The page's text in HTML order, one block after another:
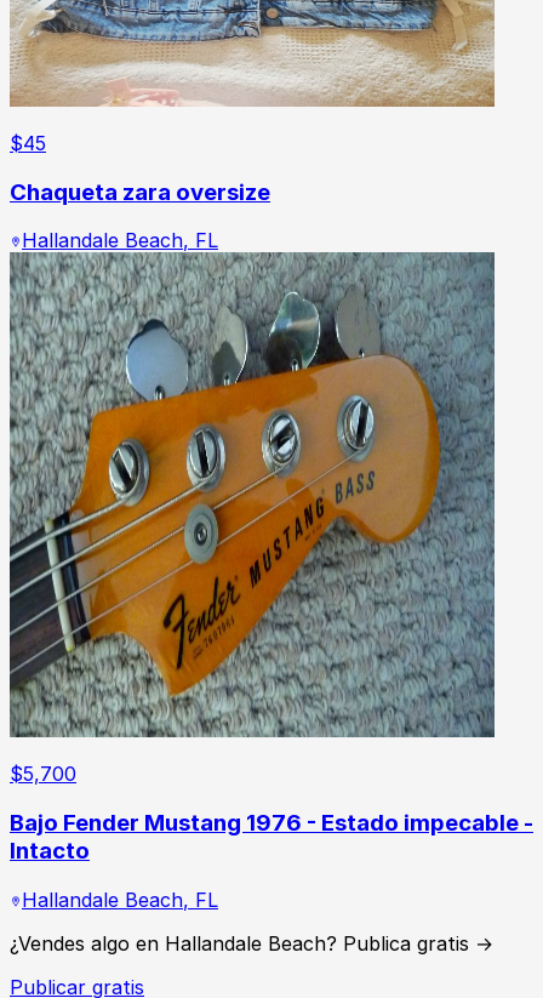
$45
Chaqueta zara oversize
Hallandale Beach, FL
$5,700
Bajo Fender Mustang 1976 - Estado impecable -
Intacto
Hallandale Beach, FL
¿Vendes algo en Hallandale Beach? Publica gratis →
Publicar gratis